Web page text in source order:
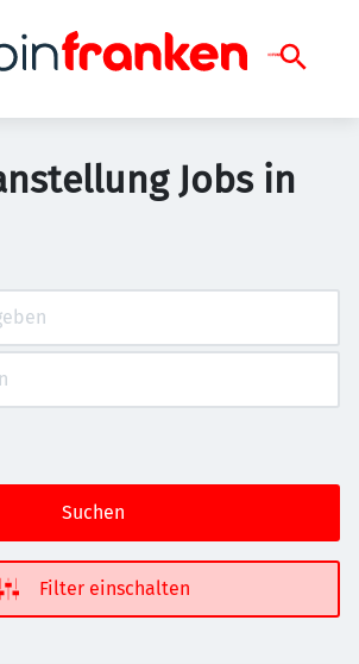
Jobs in
Suchen
Filter einschalten